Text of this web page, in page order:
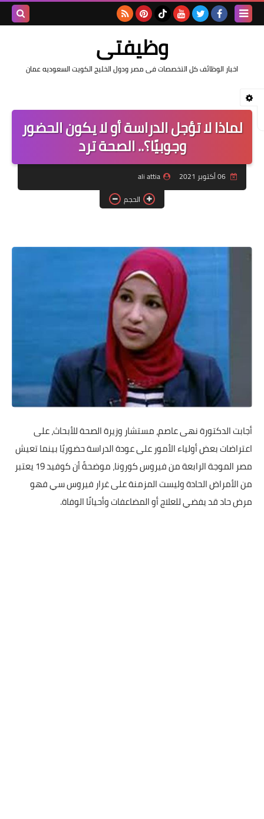
وظيفتى
اخبار الوظائف كل التخصصات فى مصر ودول الخليج الكويت السعوديه عمان
لماذا لا تؤجل الدراسة أو لا يكون الحضور
وجوبيًا؟.. الصحة ترد
06 أكتوبر 2021
ali attia
الحجم
أجابت الدكتورة نهى عاصم، مستشار وزيرة الصحة للأبحاث، على
اعتراضات بعض أولياء الأمور على عودة الدراسة حضوريًا بينما تعيش
مصر الموجة الرابعة من فيروس كورونا، موضحةً أن كوفيد 19 يعتبر
من الأمراض الحادة وليست المزمنة على غرار فيروس سي فهو
مرض حاد قد يفضي للعلاج أو المضاعفات وأحيانًا الوفاة.